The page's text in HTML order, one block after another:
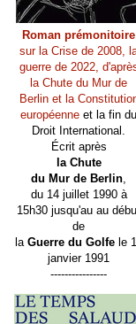
Roman prémonitoire
sur la Crise de 2008,
guerre de 2022,
la Chute du Mur de
Berlin et la
européenne et la fin du
Droit International.
Écrit après
la Chute
du Mur de Berlin,
du 14 juillet 1990 à
15h30 jusqu'au au
de
la Guerre du Golfele
janvier 1991
----------------